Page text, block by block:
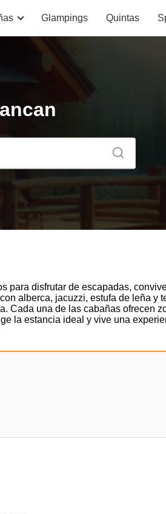
Glampings Quintas
para disfrutar de escapadas,
alberca, jacuzzi, estufa de leña y
Cada una de las cabañas ofrecen
la estancia ideal y vive una